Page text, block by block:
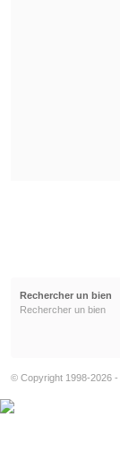
Rechercher un bien
Rechercher un bien
© Copyright 1998-2026 -